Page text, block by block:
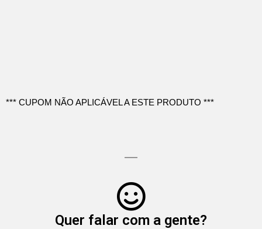
*** CUPOM NÃO APLICÁVEL A ESTE PRODUTO ***
Quer falar com a gente?